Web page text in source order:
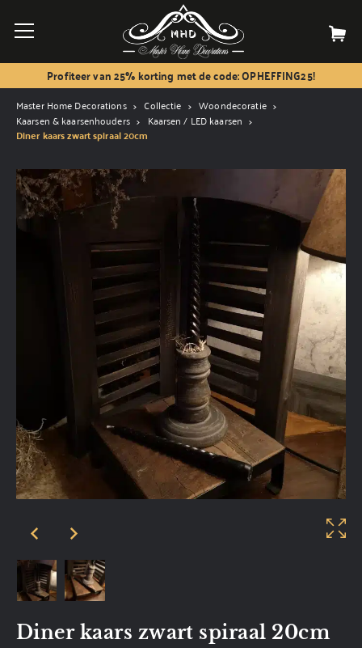
Profiteer van 25% korting met de code: OPHEFFING25!
Master Home Decorations Collectie
Woondecoratie
Kaarsen & kaarsenhouders
Kaarsen / LED kaarsen
Diner kaars zwart spiraal 20cm
Diner kaars zwart spiraal 20cm